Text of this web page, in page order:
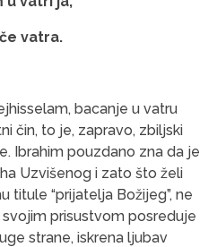
vatra.
bacanje u vatru
čin, to je, zapravo, zbiljski
Ibrahim pouzdano zna da je
Uzvišenog i zato što želi
titule “prijatelja Božijeg”, ne
prisustvom posreduje
strane, iskrena ljubav